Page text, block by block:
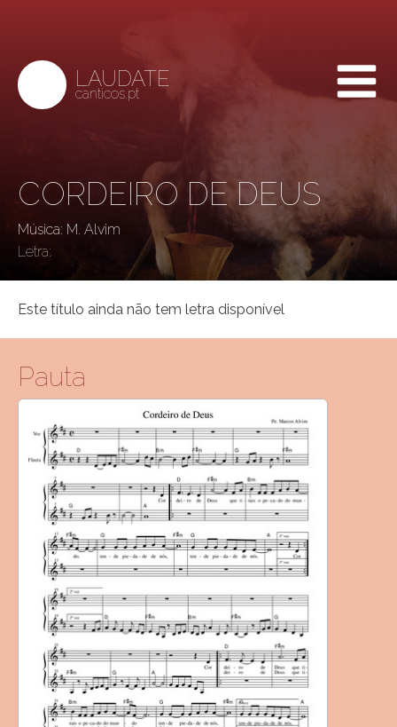
LAUDATE
canticos.pt
CORDEIRO DE DEUS
Música: M. Alvim
Letra:
Este título ainda não tem letra disponível
Pauta